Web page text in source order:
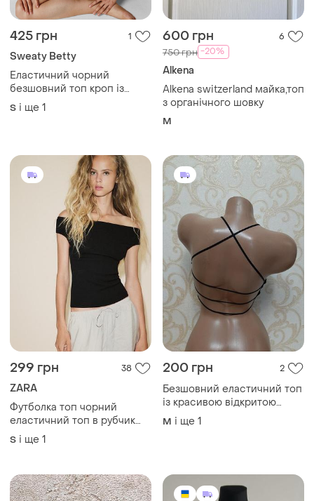
425 грн 1
Sweaty Betty
Еластичний чорний
безшовний топ кроп із
сіточкою з вирізами
S і ще 1
600 грн 6
750 грн -20%
Alkena
Alkena switzerland майка,топ
з органічного шовку
M
299 грн 38
ZARA
Футболка топ чорний
еластичний топ в рубчик
zara
S і ще 1
200 грн 2
Безшовний еластичний топ
із красивою відкритою
спинкою
M і ще 1